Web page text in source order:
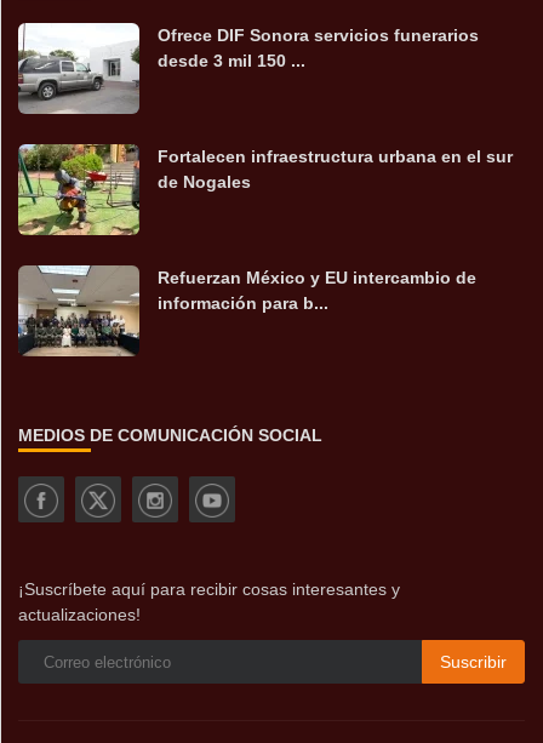
Ofrece DIF Sonora servicios funerarios
desde 3 mil 150 ...
Fortalecen infraestructura urbana en el sur
de Nogales
Refuerzan México y EU intercambio de
información para b...
MEDIOS DE COMUNICACIÓN SOCIAL
¡Suscríbete aquí para recibir cosas interesantes y
actualizaciones!
Suscribir